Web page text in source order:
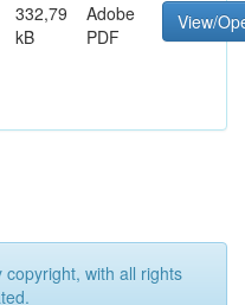
332,79
kB
Adobe
PDF
View/
with all rights